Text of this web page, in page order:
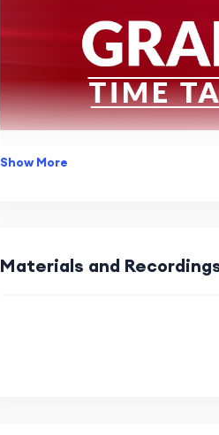
Show More
Materials and